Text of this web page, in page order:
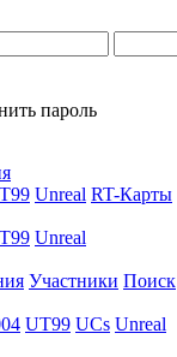
пароль
Unreal RT-Карты
Unreal
Участники Поиск
UT99 UCs Unreal